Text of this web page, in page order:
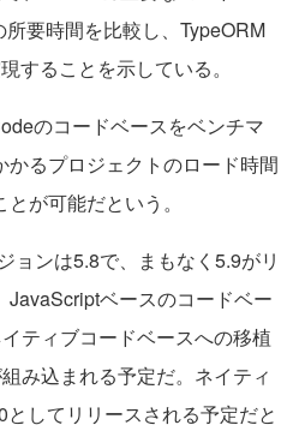
要時間を比較し、TypeORM
することを示している。
のコードベースをベンチマ
かるプロジェクトのロード時間
が可能だという。
ョンは5.8で、まもなく5.9がリ
JavaScriptベースのコードベー
ティブコードベースへの移植
み込まれる予定だ。ネイティ
してリリースされる予定だと